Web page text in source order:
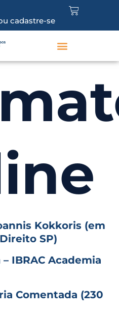
cadastre-se
Kokkoris (em
SP)
IBRAC Academia
Comentada (230